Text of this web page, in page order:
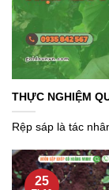
THỰC NGHIỆM
Rệp sáp là tác
25